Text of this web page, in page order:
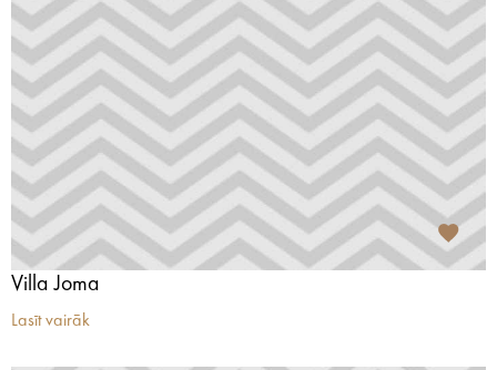
Villa Joma
Lasīt vairāk